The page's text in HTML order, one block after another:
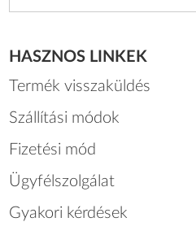
HASZNOS LINKEK
Termék visszaküldés
Szállítási módok
Fizetési mód
Ügyfélszolgálat
Gyakori kérdések